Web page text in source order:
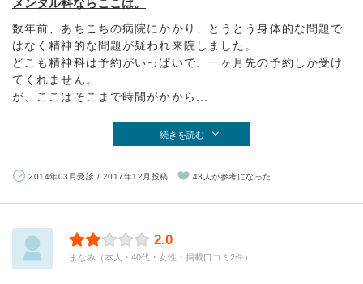
メンタル科ならここは。
数年前、あちこちの病院にかかり、とうとう身体的な問題で
はなく精神的な問題が疑われ来院しました。
どこも精神科は予約がいっぱいで、一ヶ月先の予約しか受け
てくれません。
が、ここはそこまで時間がかから...
続きを読む
2014年03月受診 / 2017年12月投稿 43人が参考になった
2.0
まなみ（本人・40代・女性・掲載口コミ2件）